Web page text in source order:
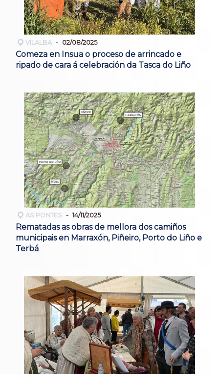
VILALBA 02/08/2025
Comeza en Insua o proceso de arrincado e
ripado de cara á celebración da Tasca do Liño
AS PONTES 14/11/2025
Rematadas as obras de mellora dos camiños
municipais en Marraxón, Piñeiro, Porto do Liño e
Terbá